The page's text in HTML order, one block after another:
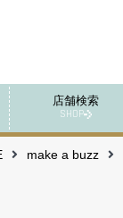
店舗検索
SHOP
make a buzz